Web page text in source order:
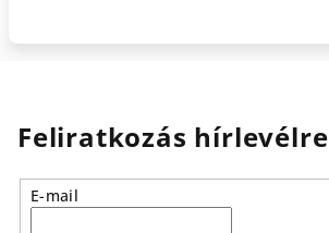
Feliratkozás hírlevélre
E-mail